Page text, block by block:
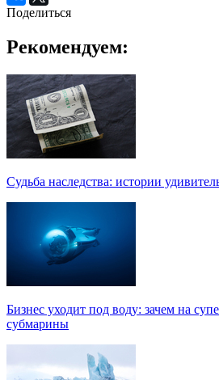
Поделиться
Рекомендуем:
Судьба наследства: истории
Бизнес уходит под воду: зачем на
субмарины